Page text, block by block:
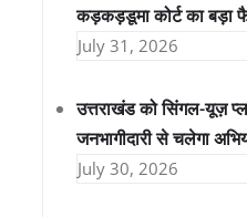
कड़कड़डूमा कोर्ट का बड़ा
July 31, 2026
उत्तराखंड को सिंगल-यूज़
जनभागीदारी से चलेगा
July 30, 2026